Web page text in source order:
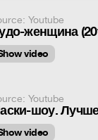
Youtube
video
Youtube
video